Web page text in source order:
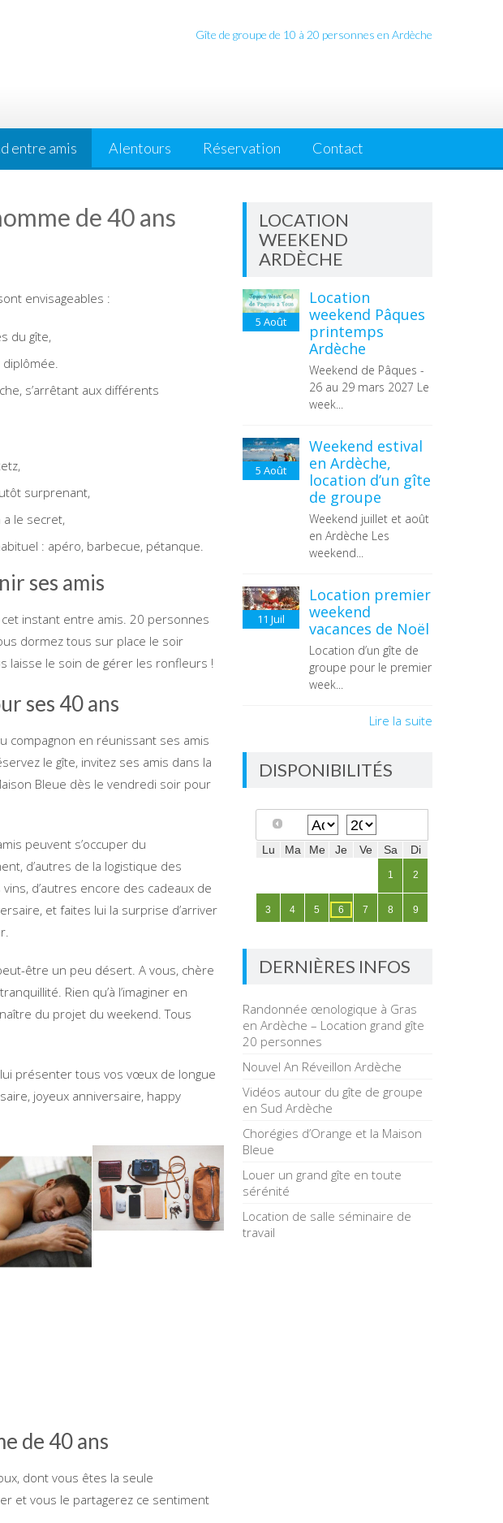
Gîte de groupe de 10 à 20 personnes en Ardèche
entre amis Alentours Réservation Contact
de 40 ans
envisageables :
du gîte,
s’arrêtant aux différents
surprenant,
le secret,
: apéro, barbecue, pétanque.
ses amis
instant entre amis. 20 personnes
dormez tous sur place le soir
laisse le soin de gérer les ronfleurs !
ses 40 ans
compagnon en réunissant ses amis
le gîte, invitez ses amis dans la
Bleue dès le vendredi soir pour
peuvent s’occuper du
d’autres de la logistique des
d’autres encore des cadeaux de
et faites lui la surprise d’arriver
être un peu désert. A vous, chère
Rien qu’à l’imaginer en
du projet du weekend. Tous
présenter tous vos vœux de longue
joyeux anniversaire, happy
de 40 ans
dont vous êtes la seule
et vous le partagerez ce sentiment
LOCATION
WEEKEND
ARDÈCHE
5 Août
Location
weekend Pâques
printemps
Ardèche
Weekend de Pâques -
26 au 29 mars 2027 Le
week...
5 Août
Weekend estival
en Ardèche,
location d’un gîte
de groupe
Weekend juillet et août
en Ardèche Les
weekend...
11 Juil
Location premier
weekend
vacances de Noël
Location d’un gîte de
groupe pour le premier
week...
Lire la suite
DISPONIBILITÉS
DERNIÈRES INFOS
Randonnée œnologique à Gras
en Ardèche – Location grand gîte
20 personnes
Nouvel An Réveillon Ardèche
Vidéos autour du gîte de groupe
en Sud Ardèche
Chorégies d’Orange et la Maison
Bleue
Louer un grand gîte en toute
sérénité
Location de salle séminaire de
travail